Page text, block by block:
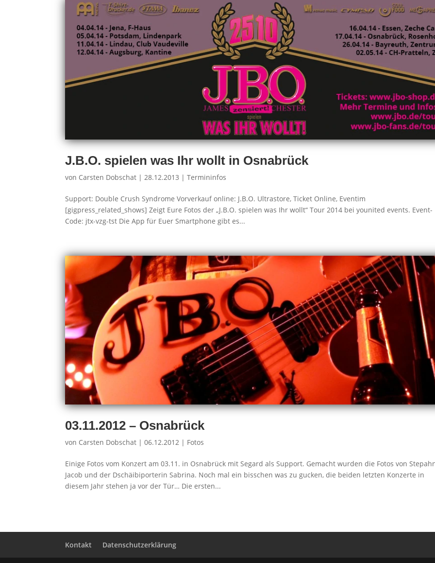
J.B.O. spielen was Ihr wollt in Osnabrück
von Carsten Dobschat | 28.12.2013 |Termininfos
Support: Double Crush Syndrome Vorverkauf online: J.B.O. Ultrastore, Ticket Online, Eventim
[gigpress_related_shows] Zeigt Eure Fotos der „J.B.O. spielen was Ihr wollt“ Tour 2014 bei younited events. Event-
Code: jtx-vzg-tst Die App für Euer Smartphone gibt es...
03.11.2012 – Osnabrück
von Carsten Dobschat |06.12.2012 | Fotos
Einige Fotos vom Konzert am 03.11. in Osnabrück mit Segard als Support. Gemacht wurden die Fotos von
Jacob und der Dschäibiporterin Sabrina. Noch mal ein bisschen was zu gucken, die beiden letzten Konzerte in
diesem Jahr stehen ja vor der Tür… Die ersten...
Kontakt Datenschutzerklärung